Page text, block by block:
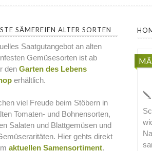
SÄMEREIEN ALTER SORTEN
Saatgutangebot an alten
Gemüsesorten ist ab
den Garten des Lebens
erhältlich.
viel Freude beim Stöbern in
Tomaten- und Bohnensorten,
Salaten und Blattgemüsen und
Hier gehts direkt
aktuellen Samensortiment.